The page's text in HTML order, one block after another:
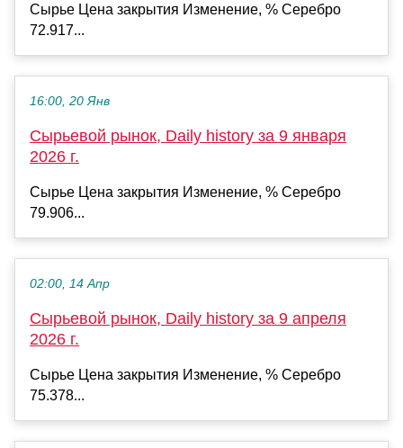
Сырье Цена закрытия Изменение, % Серебро
72.917...
16:00, 20 Янв
Сырьевой рынок, Daily history за 9 января
2026 г.
Сырье Цена закрытия Изменение, % Серебро
79.906...
02:00, 14 Апр
Сырьевой рынок, Daily history за 9 апреля
2026 г.
Сырье Цена закрытия Изменение, % Серебро
75.378...